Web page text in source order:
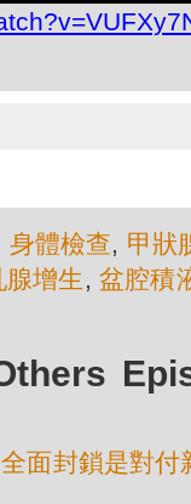
身體檢查, 甲狀
腺增生 , 盆腔積
面封鎖是對